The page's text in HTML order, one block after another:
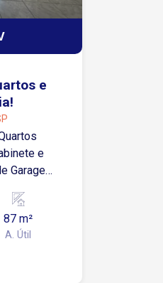
e
e
Garagem
e ao
87 m²
A. Útil